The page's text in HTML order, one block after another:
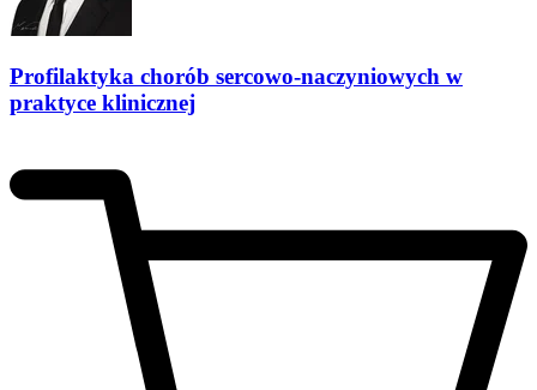
Profilaktyka chorób sercowo-naczyniowych w
praktyce klinicznej